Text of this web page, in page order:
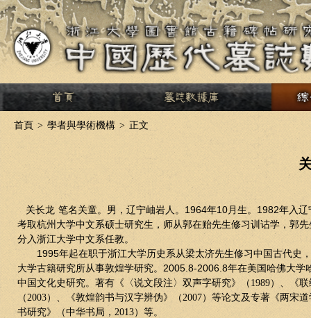
首頁 > 學者與學術機構 > 正文
关长龙 笔名关童。男，辽宁岫岩人。 1964年10月生。 1982年入辽
考取杭州大学中文系硕士研究生，师从郭在贻先生修习训诂学，郭先
分入浙江大学中文系任教。
1995年起在职于浙江大学历史系从梁太济先生修习中国古代史，
大学古籍研究所从事敦煌学研究。 2005.8-2006.8年在美国哈佛大学
中国文化史研究。著有《〈说文段注〉双声字研究》（ 1989）、《
（2003）、《敦煌韵书与汉字辨伪》（2007）等论文及专著《两宋
书研究》（中华书局， 2013）等。